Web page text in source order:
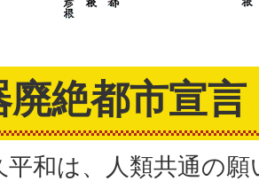
廃絶都市宣言
平和は、人類共通の